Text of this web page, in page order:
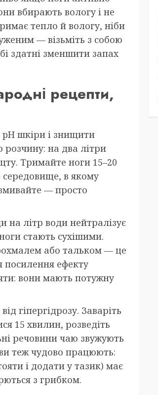
вбирають вологу і не
тепло й вологу, ніби
— візьміть з собою
здатні зменшити запах
рецепти,
шкіри і знищити
розчину: на два літри
Тримайте ноги 15–20
в якому
— просто
на літр води нейтралізує
стають сухішими.
або тальком — це
ефекту
вони мають потужну
гіпергідрозу. Заваріть
15 хвилин, розведіть
речовини чаю звужують
теж чудово працюють:
і додати у тазик) має
з грибком.